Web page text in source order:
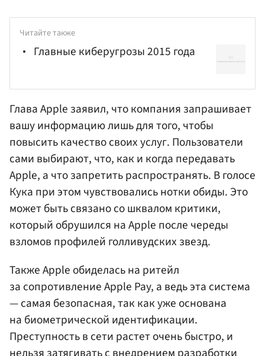
Читайте также
Главные киберугрозы 2015 года
Глава Apple заявил, что компания запрашивает
вашу информацию лишь для того, чтобы
повысить качество своих услуг. Пользователи
сами выбирают, что, как и когда передавать
Apple, а что запретить распространять. В голосе
Кука при этом чувствовались нотки обиды. Это
может быть связано со шквалом критики,
который обрушился на Apple после череды
взломов профилей голливудских звезд.
Также Apple обиделась на ритейл
за сопротивление Apple Pay, а ведь эта система
— самая безопасная, так как уже основана
на биометрической идентификации.
Преступность в сети растет очень быстро, и